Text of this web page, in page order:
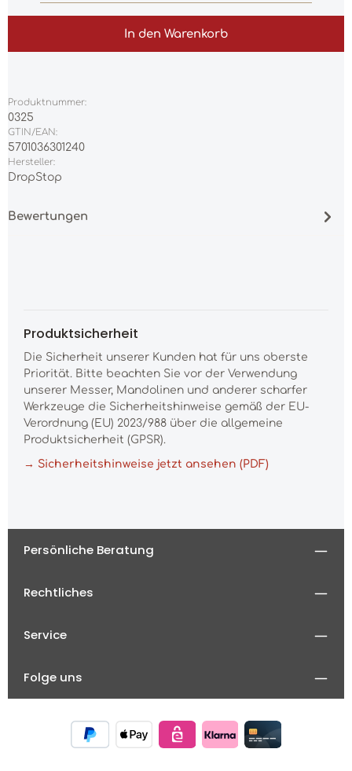
In den Warenkorb
Produktnummer:
0325
GTIN/EAN:
5701036301240
Hersteller:
DropStop
Bewertungen
Produktsicherheit
Die Sicherheit unserer Kunden hat für uns oberste
Priorität. Bitte beachten Sie vor der Verwendung
unserer Messer, Mandolinen und anderer scharfer
Werkzeuge die Sicherheitshinweise gemäß der EU-
Verordnung (EU) 2023/988 über die allgemeine
Produktsicherheit (GPSR).
→ Sicherheitshinweise jetzt ansehen (PDF)
Persönliche Beratung
Rechtliches
Service
Folge uns